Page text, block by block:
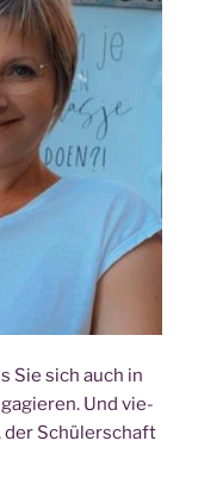
Sie sich auch in
Und vie­
der Schü­ler­schaft